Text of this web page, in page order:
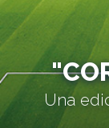
Una